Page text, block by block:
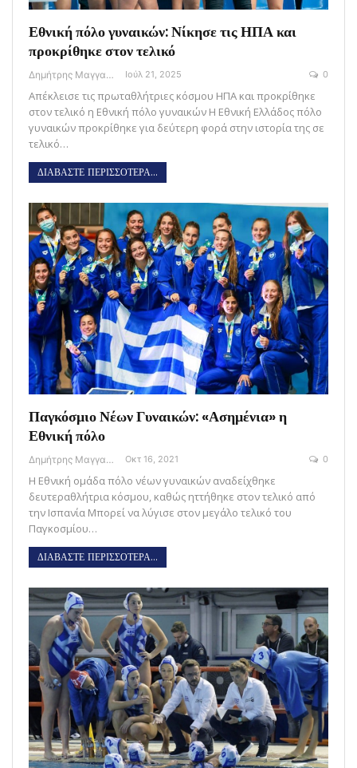
Εθνική πόλο γυναικών: Νίκησε τις ΗΠΑ και
προκρίθηκε στον τελικό
Δημήτρης Μαγγανάρης Ιούλ 21, 2025 0
Απέκλεισε τις πρωταθλήτριες κόσμου ΗΠΑ και προκρίθηκε
στον τελικό η Εθνική πόλο γυναικών H Eθνική Ελλάδος πόλο
γυναικών προκρίθηκε για δεύτερη φορά στην ιστορία της σε
τελικό…
ΔΙΑΒΑΣΤΕ ΠΕΡΙΣΣΟΤΕΡΑ...
Παγκόσμιο Νέων Γυναικών: «Ασημένια» η
Εθνική πόλο
Δημήτρης Μαγγανάρης Οκτ 16, 2021 0
Η Εθνική ομάδα πόλο νέων γυναικών αναδείχθηκε
δευτεραθλήτρια κόσμου, καθώς ηττήθηκε στον τελικό από
την Ισπανία Μπορεί να λύγισε στον μεγάλο τελικό του
Παγκοσμίου…
ΔΙΑΒΑΣΤΕ ΠΕΡΙΣΣΟΤΕΡΑ...